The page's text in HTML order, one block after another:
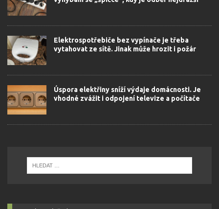
Elektrospotřebiče bez vypínače je třeba
vytahovat ze sítě. Jinak může hrozit i požár
Úspora elektřiny sníží výdaje domácnosti. Je
vhodné zvážit i odpojení televize a počítače